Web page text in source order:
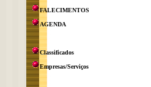
FALECIMENTOS
AGENDA
Classificados
Empresas/Serviços